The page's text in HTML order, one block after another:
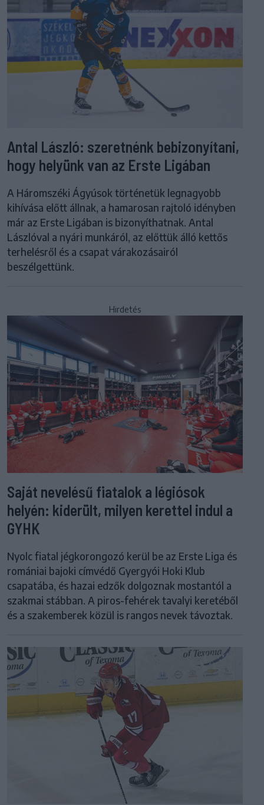
Antal László: szeretnénk bebizonyítani,
hogy helyünk van az Erste Ligában
A Háromszéki Ágyúsok történetük legnagyobb
kihívása előtt állnak, a hamarosan rajtoló idényben
már az Erste Ligában is bizonyíthatnak. Antal
Lászlóval a nyári munkáról, az előttük álló kettős
terhelésről és a csapat várakozásairól
beszélgettünk.
Hirdetés
Saját nevelésű fiatalok a légiósok
helyén: kiderült, milyen kerettel indul a
GYHK
Nyolc fiatal jégkorongozó kerül be az Erste Liga és
romániai bajoki címvédő Gyergyói Hoki Klub
csapatába, és hazai edzők dolgoznak mostantól a
szakmai stábban. A piros-fehérek tavalyi keretéből
és a szakemberek közül is rangos nevek távoztak.